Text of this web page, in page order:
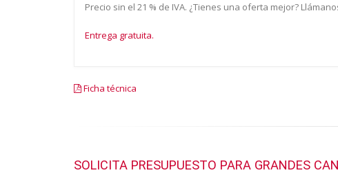
Precio sin el 21 % de IVA. ¿Tienes una oferta mejor?
Entrega gratuita.
Ficha técnica
SOLICITA PRESUPUESTO PARA GRANDES